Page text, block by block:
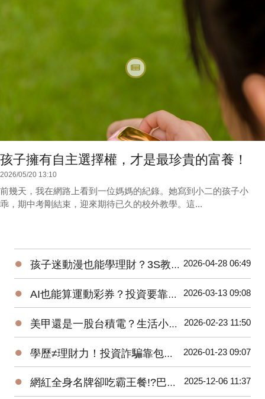
孩子擁有自主選擇權，才是最珍貴的富養！
2026/05/20 13:10
前幾天，我在網路上看到一位媽媽的紀錄。她寫到小二的孩子小
乖，期中考剛結束，迎來期待已久的校外教學。這...
● 孩子迷動漫也能學理財？3S教育超簡單！ 2026-04-28 06:49
● AI也能算運動彩券？投資要靠數據而非單憑直覺！ 2026-03-13 09:08
● 美甲還是一股台積電？生活小選擇，培養孩子金錢觀！ 2026-02-23 11:50
● 學歷≠理財力！投資詐騙靠包裝取信，巴菲特推崇長期紀律！ 2026-01-23 09:07
● 網紅全身名牌卻吃霸王餐!?巴菲特提醒:「真正的成功是有人愛你!」 2025-12-06 11:37